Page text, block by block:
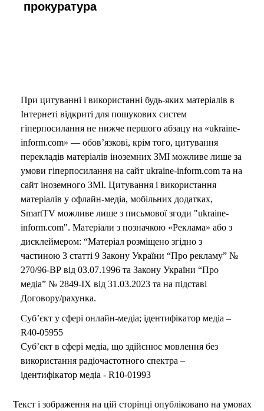
прокуратура
При цитуванні і використанні будь-яких матеріалів в
Інтернеті відкриті для пошукових систем
гіперпосилання не нижче першого абзацу на «ukraine-
inform.com» — обов’язкові, крім того, цитування
перекладів матеріалів іноземних ЗМІ можливе лише за
умови гіперпосилання на сайт ukraine-inform.com та на
сайт іноземного ЗМІ. Цитування і використання
матеріалів у офлайн-медіа, мобільних додатках,
SmartTV можливе лише з письмової згоди "ukraine-
inform.com". Матеріали з позначкою «Реклама» або з
дисклеймером: “Матеріал розміщено згідно з
частиною 3 статті 9 Закону України “Про рекламу” №
270/96-ВР від 03.07.1996 та Закону України “Про
медіа” № 2849-IX від 31.03.2023 та на підставі
Договору/рахунка.
Суб’єкт у сфері онлайн-медіа; ідентифікатор медіа –
R40-05955
Суб’єкт в сфері медіа, що здійснює мовлення без
використання радіочастотного спектра –
ідентифікатор медіа - R10-01993
Текст і зображення на цій сторінці опубліковано на умовах